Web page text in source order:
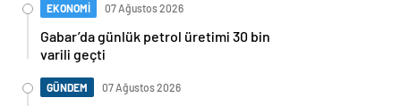
EKONOMİ 07 Ağustos 2026
Gabar’da günlük petrol üretimi 30 bin
varili geçti
GÜNDEM 07 Ağustos 2026